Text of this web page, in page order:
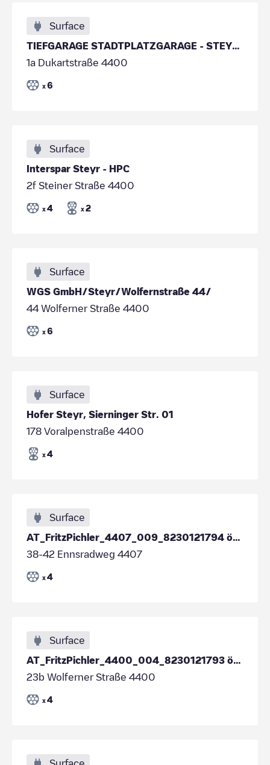
Surface
TIEFGARAGE STADTPLATZGARAGE - STEYR - APCOA
1a Dukartstraße 4400
x 6
Surface
Interspar Steyr - HPC
2f Steiner Straße 4400
x 4 x 2
Surface
WGS GmbH/Steyr/Wolfernstraße 44/
44 Wolferner Straße 4400
x 6
Surface
Hofer Steyr, Sierninger Str. 01
178 Voralpenstraße 4400
x 4
Surface
AT_FritzPichler_4407_009_8230121794 öffentlich
38-42 Ennsradweg 4407
x 4
Surface
AT_FritzPichler_4400_004_8230121793 öffentlich
23b Wolferner Straße 4400
x 4